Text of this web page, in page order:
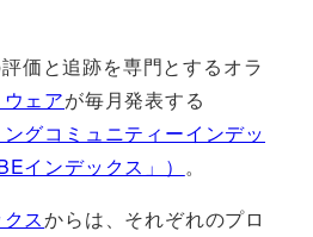
価と追跡を専門とするオラ
ェアが毎月発表する
グコミュニティーインデッ
インデックス」） 。
スからは、それぞれのプロ